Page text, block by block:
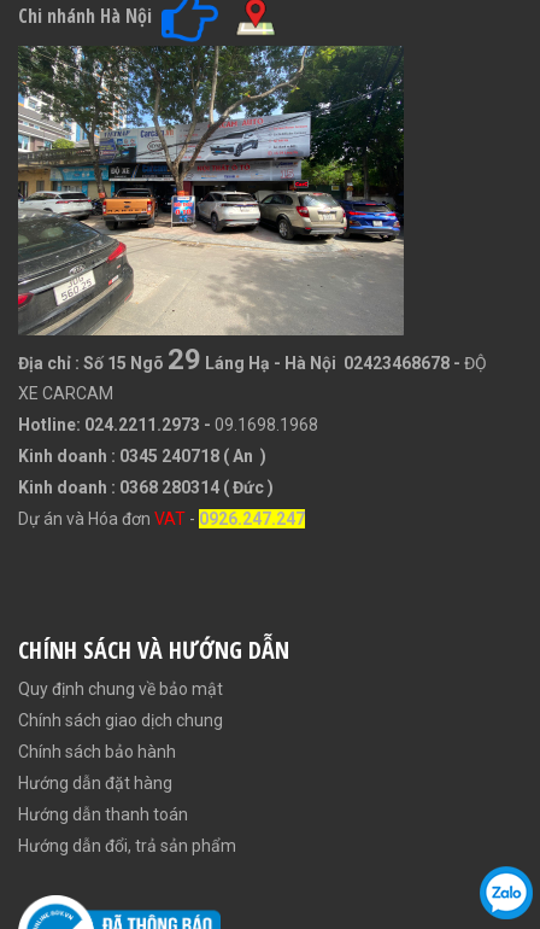
Chi nhánh Hà Nội
Địa chỉ : Số 15 Ngõ 29 Láng Hạ - Hà Nội 02423468678 - ĐỘ
XE CARCAM
Hotline: 024.2211.2973 - 09.1698.1968
Kinh doanh : 0345 240718 ( An )
Kinh doanh : 0368 280314 ( Đức )
Dự án và Hóa đơn VAT - 0926.247.247
CHÍNH SÁCH VÀ HƯỚNG DẪN
Quy định chung về bảo mật
Chính sách giao dịch chung
Chính sách bảo hành
Hướng dẫn đặt hàng
Hướng dẫn thanh toán
Hướng dẫn đổi, trả sản phẩm